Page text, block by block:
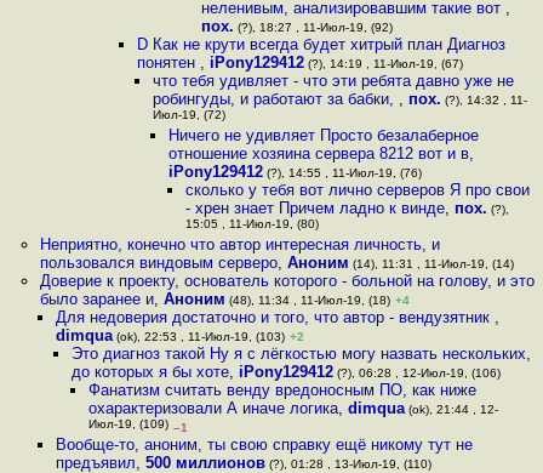
неленивым, анализировавшим такие вот ,
пох. (?), 18:27 , 11-Июл-19, (92)
D Как не крути всегда будет хитрый план Диагноз
понятен , iPony129412(?), 14:19 , 11-Июл-19, (67)
что тебя удивляет - что эти ребята давно уже не
робингуды, и работают за бабки, , пох. (?), 14:32 , 11-
Июл-19, (72)
Ничего не удивляет Просто безалаберное
отношение хозяина сервера 8212 вот и в,
iPony129412 (?), 14:55 , 11-Июл-19, (76)
сколько у тебя вот лично серверов Я про свои
- хрен знает Причем ладно к винде, пох. (?),
15:05 , 11-Июл-19, (80)
Неприятно, конечно что автор интересная личность, и
пользовался виндовым серверо, Аноним (14), 11:31 , 11-Июл-19, (14)
Доверие к проекту, основатель которого - больной на голову, и это
было заранее и, Аноним (48), 11:34 , 11-Июл-19, (18) +4
Для недоверия достаточно и того, что автор - вендузятник ,
dimqua(ok), 22:53 , 11-Июл-19, (103) +2
Это диагноз такой Ну я с лёгкостью могу назвать нескольких,
до которых я бы хоте, iPony129412 (?), 06:28 , 12-Июл-19, (106)
Фанатизм считать венду вредоносным ПО, как ниже
охарактеризовали А иначе логика, dimqua(ok), 21:44 , 12-
Июл-19, (109) –1
Вообще-то, аноним, ты свою справку ещё никому тут не
предъявил, 500 миллионов(?), 01:28 , 13-Июл-19, (110)